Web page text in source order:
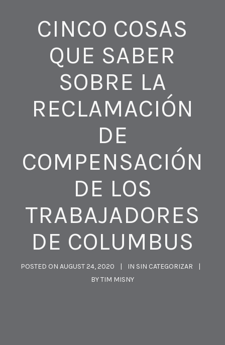
CINCO COSAS
QUE SABER
SOBRE LA
RECLAMACIÓN
DE
COMPENSACIÓN
DE LOS
TRABAJADORES
DE COLUMBUS
POSTED ON AUGUST 24, 2020 IN SIN CATEGORIZAR
BYTIM MISNY